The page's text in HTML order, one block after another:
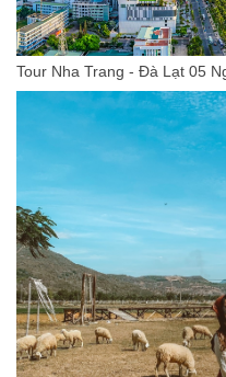
Tour Nha Trang - Đà Lạt 05